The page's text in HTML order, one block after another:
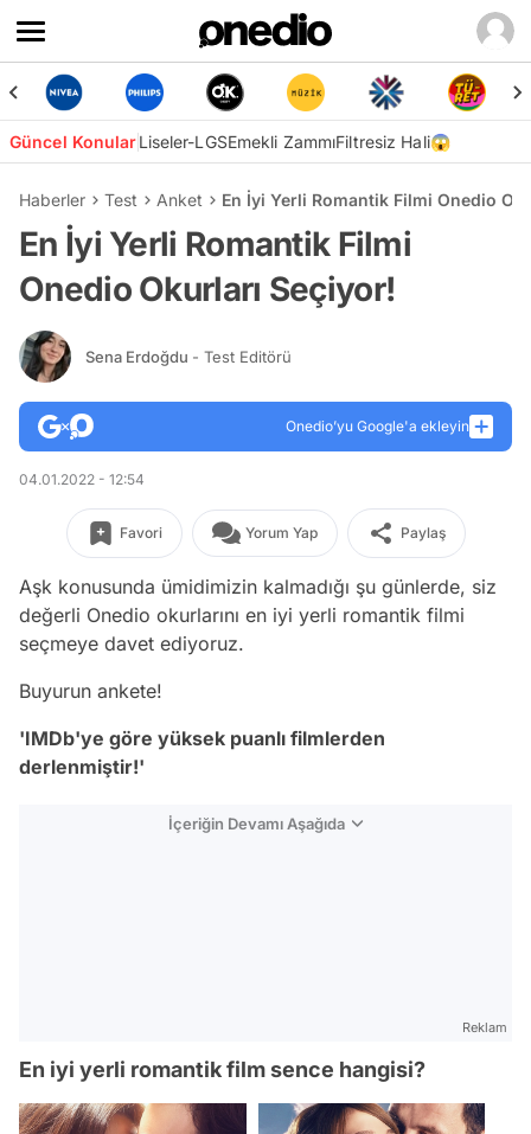
Güncel KonularLiseler-LGSEmekli ZammıFiltresiz Hali😱
Haberler Test Anket En İyi Yerli Romantik Filmi Onedio
En İyi Yerli Romantik Filmi
Onedio Okurları Seçiyor!
Sena Erdoğdu - Test Editörü
Onedio’yu Google'a ekleyin
04.01.2022 - 12:54
Favori Yorum Yap Paylaş
Aşk konusunda ümidimizin kalmadığı şu günlerde, siz
değerli Onedio okurlarını en iyi yerli romantik filmi
seçmeye davet ediyoruz.
Buyurun ankete!
'IMDb'ye göre yüksek puanlı filmlerden
derlenmiştir!'
İçeriğin Devamı Aşağıda
Reklam
En iyi yerli romantik film sence hangisi?